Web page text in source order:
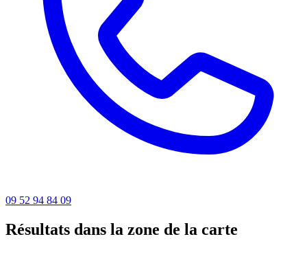
09 52 94 84 09
Résultats dans la zone de la carte